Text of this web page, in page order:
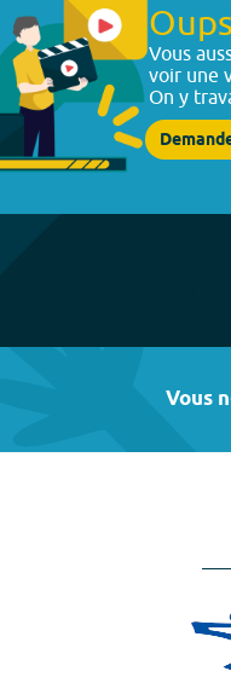
Vous
voir une
On y
Vous